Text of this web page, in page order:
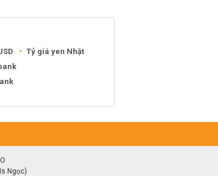
Tỷ giá yen Nhật
Ngọc)